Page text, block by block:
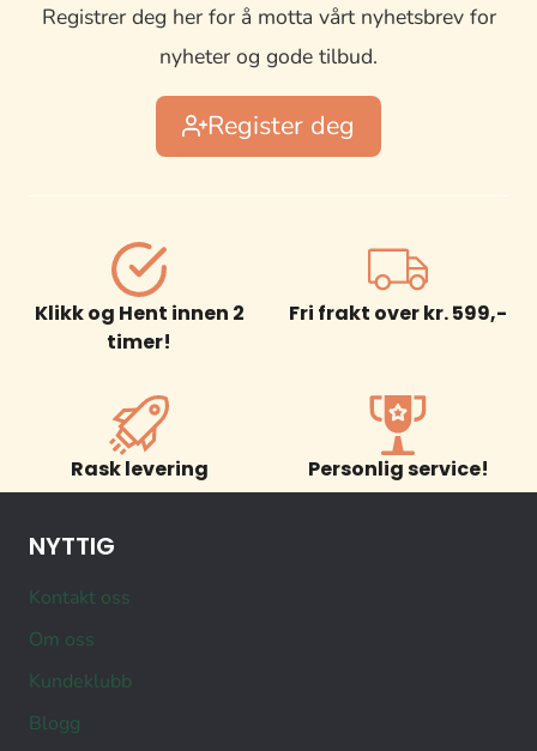
Registrer deg her for å motta vårt nyhetsbrev for
nyheter og gode tilbud.
Register deg
Klikk og Hent innen 2
timer!
Fri frakt over kr. 599,-
Rask levering Personlig service!
NYTTIG
Kontakt oss
Om oss
Kundeklubb
Blogg